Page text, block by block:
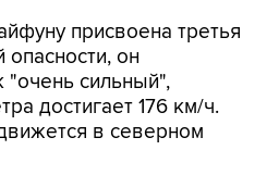
присвоена третья
опасности, он
"очень сильный",
достигает 176 км/ч.
в северном